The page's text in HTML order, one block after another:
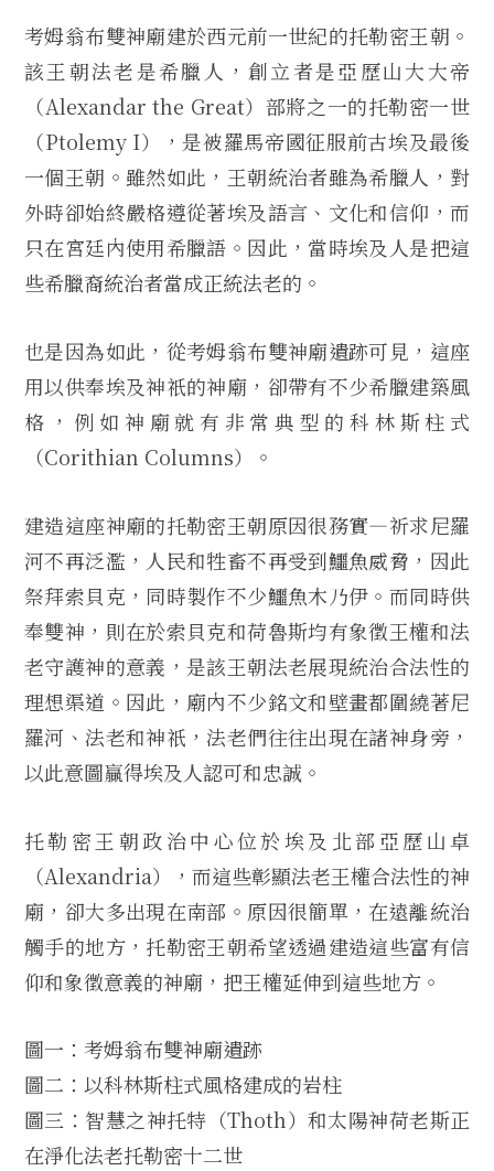
考姆翁布雙神廟建於西元前一世紀的托勒密王朝。
該王朝法老是希臘人，創立者是亞歷山大大帝
（Alexandar the Great）部將之一的托勒密一世
（Ptolemy I），是被羅馬帝國征服前古埃及最後
一個王朝。雖然如此，王朝統治者雖為希臘人，對
外時卻始終嚴格遵從著埃及語言、文化和信仰，而
只在宮廷內使用希臘語。因此，當時埃及人是把這
些希臘裔統治者當成正統法老的。
也是因為如此，從考姆翁布雙神廟遺跡可見，這座
用以供奉埃及神祇的神廟，卻帶有不少希臘建築風
格，例如神廟就有非常典型的科林斯柱式
（Corithian Columns）。
建造這座神廟的托勒密王朝原因很務實—祈求尼羅
河不再泛濫，人民和牲畜不再受到鱷魚威脅，因此
祭拜索貝克，同時製作不少鱷魚木乃伊。而同時供
奉雙神，則在於索貝克和荷魯斯均有象徵王權和法
老守護神的意義，是該王朝法老展現統治合法性的
理想渠道。因此，廟內不少銘文和壁畫都圍繞著尼
羅河、法老和神祇，法老們往往出現在諸神身旁，
以此意圖贏得埃及人認可和忠誠。
托勒密王朝政治中心位於埃及北部亞歷山卓
（Alexandria），而這些彰顯法老王權合法性的神
廟，卻大多出現在南部。原因很簡單，在遠離統治
觸手的地方，托勒密王朝希望透過建造這些富有信
仰和象徵意義的神廟，把王權延伸到這些地方。
圖一：考姆翁布雙神廟遺跡
圖二：以科林斯柱式風格建成的岩柱
圖三：智慧之神托特（Thoth）和太陽神荷老斯正
在淨化法老托勒密十二世